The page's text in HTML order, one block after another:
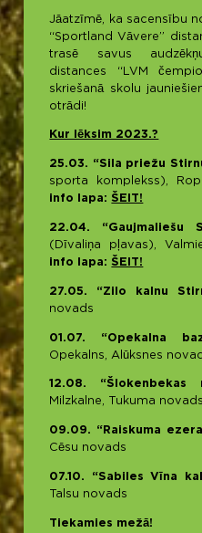
Jāatzīmē, ka sacensību
“Sportland Vāvere”
trasē savus
distances “LVM
skriešanā skolu
otrādi!
Kur lēksim 2023.?
25.03. “Sila priežu
sporta komplekss),
info lapa: ŠEIT!
22.04. “Gaujmaliešu
(Dīvaliņa pļavas),
info lapa: ŠEIT!
27.05. “Zilo kalnu
novads
01.07. “Opekalna
Opekalns, Alūksnes
12.08. “Šlokenbekas
Milzkalne, Tukuma novads
09.09. “Raiskuma
Cēsu novads
07.10. “Sabiles Vīna
Talsu novads
Tiekamies mežā!